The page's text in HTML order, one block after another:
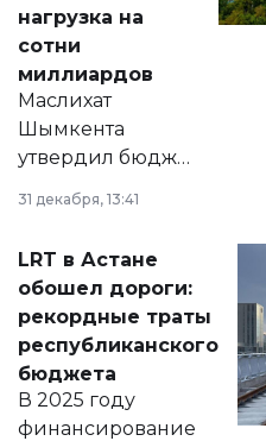
нагрузка на
сотни
миллиардов
Маслихат
Шымкента
утвердил бюджет
города на 2026–
2028 годы.
документ
появился в базе
нормативных
правовых актов и
на сайте маслихат
города.
31 декабря, 13:41
LRT в Астане
обошел дороги:
рекордные траты
республиканского
бюджета
В 2025 году
финансирование